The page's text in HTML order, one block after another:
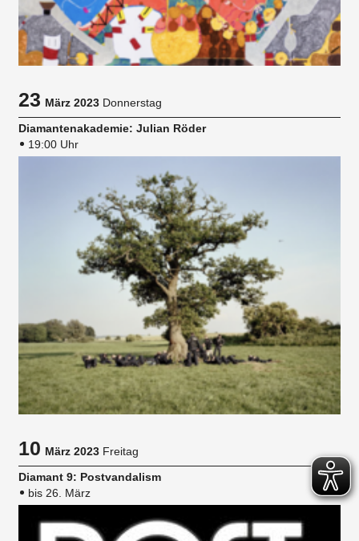
23März 2023 Donnerstag
Diamantenakademie: Julian Röder
19:00 Uhr
10März 2023 Freitag
Diamant 9: Postvandalism
bis 26. März